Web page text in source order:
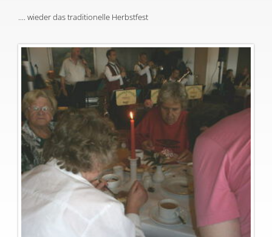
.... wieder das traditionelle Herbstfest